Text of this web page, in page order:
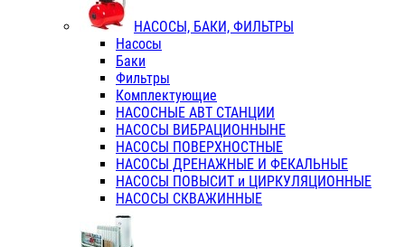
НАСОСЫ, БАКИ, ФИЛЬТРЫ
Насосы
Баки
Фильтры
Комплектующие
НАСОСНЫЕ АВТ СТАНЦИИ
НАСОСЫ ВИБРАЦИОННЫНЕ
НАСОСЫ ПОВЕРХНОСТНЫЕ
НАСОСЫ ДРЕНАЖНЫЕ И ФЕКАЛЬНЫЕ
НАСОСЫ ПОВЫСИТ и ЦИРКУЛЯЦИОННЫЕ
НАСОСЫ СКВАЖИННЫЕ